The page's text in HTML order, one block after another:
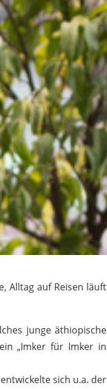
Alltag auf Reisen läuft
junge äthiopische
„Imker für Imker in
sich u.a. der